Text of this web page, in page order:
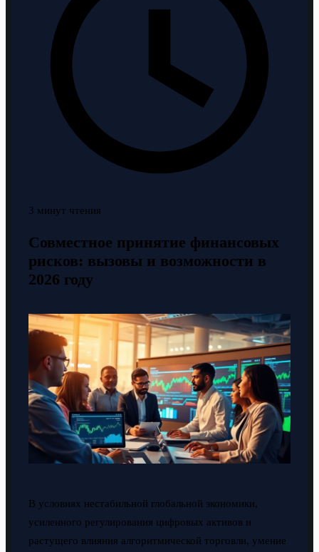
3 минут чтения
Совместное принятие финансовых
рисков: вызовы и возможности в
2026 году
В условиях нестабильной глобальной экономики,
усиленного регулирования цифровых активов и
растущего влияния алгоритмической торговли, умение